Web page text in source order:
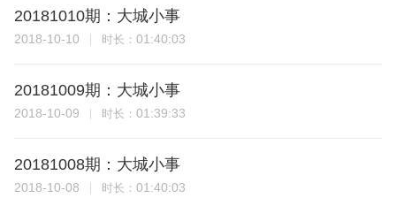
20181010期：大城小事
2018-10-10 时长： 01:40:03
20181009期：大城小事
2018-10-09 时长： 01:39:33
20181008期：大城小事
2018-10-08 时长： 01:40:03